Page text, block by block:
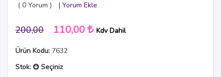
( 0 Yorum ) | Yorum Ekle
200,00 110,00 Kdv Dahil
Ürün Kodu: 7632
Stok:
Seçiniz